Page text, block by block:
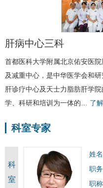
肝病中心三科
首都医科大学附属北京佑安医院
及减重中心，是中华医学会和
肝诊疗中心及天士力脂肪肝学
学、科研和培训为一体的… 了
科室专家
科
室
姓名
职务
职称